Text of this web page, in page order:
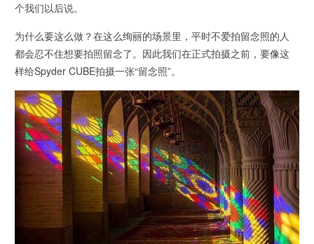
个我们以后说。
为什么要这么做？在这么绚丽的场景里，平时不爱拍留念照的人
都会忍不住想要拍照留念了。因此我们在正式拍摄之前，要像这
样给Spyder CUBE拍摄一张“留念照”。